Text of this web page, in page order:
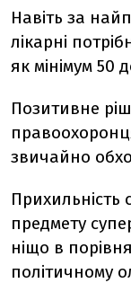
Навіть за
лікарні
як мінімум 50
Позитивне
звичайно
Прихильність
предмету
ніщо в
політичному